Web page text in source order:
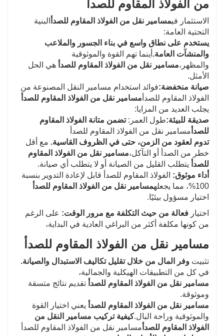
من الفولاذ المقاوم للصدأ
الاستثمار فيمسامير نقل من الفولاذ المقاوم للصدأ البنية
التحتية العامة:
يستخدم على نطاق واسع في بناء الجسور والملاعب
والمنشآت العامة. أينما تهم القوة والموثوقية
والمظهر،مسامير نقل من الفولاذ المقاوم للصدأ هي الحل
الأمثل.
صيانة منخفضة:فوائد استخدام مسامير النقل المصنوعة من
الفولاذ المقاوم للصدأ مسامير نقل من الفولاذ المقاوم للصدأ
يجلب العديد من المزايا:
صديقة للبيئة:طول العمر: تضمن متانة الفولاذ المقاوم
للصدأ مسامير نقل من الفولاذ المقاوم للصدأ
تدوم لعقود من الزمن، حتى في الظروف القاسية. مع أقل
خطر من الصدأ أو التآكل،مسامير نقل من الفولاذ المقاوم
للصدأ يتطلب القليل من الصيانة أو لا يتطلب أي صيانة.
أداء موثوق: الفولاذ المقاوم للصدأ قابل لإعادة التدوير بنسبة
100%، مما يجعله
مسامير نقل من الفولاذ المقاوم للصدأ
اختيار مسؤول بيئيًا.
اختيار فعالة من حيث التكلفة مع مرور الوقت: على الرغم
من كونها مكلفة أكثر من البراغي العادية في البداية،
مسامير نقل من الفولاذ المقاوم للصدأ
تثبيت وفر المال من خلال تقليل تكاليف الاستبدال والصيانة.
في كل من التطبيقات الهيكلية والجمالية،
مسامير نقل من الفولاذ المقاوم للصدأ تقديم نتائج متسقة
وموثوقة.
مسامير نقل من الفولاذ المقاوم للصدأ يعني اختيار القوة
والموثوقية وراحة البال.كيفية تركيب مسامير النقل من
الفولاذ المقاوم للصدأ مسامير نقل من الفولاذ المقاوم للصدأ